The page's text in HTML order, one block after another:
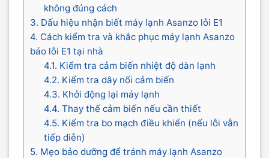
không đúng cách
3. Dấu hiệu nhận biết máy lạnh Asanzo lỗi E1
4. Cách kiểm tra và khắc phục máy lạnh Asanzo
báo lỗi E1 tại nhà
4.1. Kiểm tra cảm biến nhiệt độ dàn lạnh
4.2. Kiểm tra dây nối cảm biến
4.3. Khởi động lại máy lạnh
4.4. Thay thế cảm biến nếu cần thiết
4.5. Kiểm tra bo mạch điều khiển (nếu lỗi vẫn
tiếp diễn)
5. Mẹo bảo dưỡng để tránh máy lạnh Asanzo